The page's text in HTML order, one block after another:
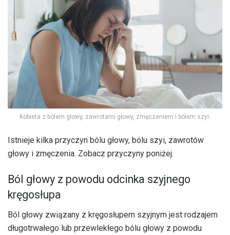
Kobieta z bólem głowy, zawrotami głowy, zmęczeniem i bólem szyi.
Istnieje kilka przyczyn bólu głowy, bólu szyi, zawrotów
głowy i zmęczenia. Zobacz przyczyny poniżej.
Ból głowy z powodu odcinka szyjnego
kręgosłupa
Ból głowy związany z kręgosłupem szyjnym jest rodzajem
długotrwałego lub przewlekłego bólu głowy z powodu